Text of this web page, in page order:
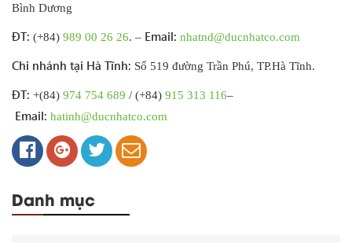
Bình Dương
ĐT: (+84) 989 00 26 26. – Email: nhatnd@ducnhatco.com
Chi nhánh tại Hà Tĩnh: Số 519 đường Trần Phú, TP.Hà Tĩnh.
ĐT: +(84) 974 754 689 / (+84) 915 313 116–
Email: hatinh@ducnhatco.com
Danh mục